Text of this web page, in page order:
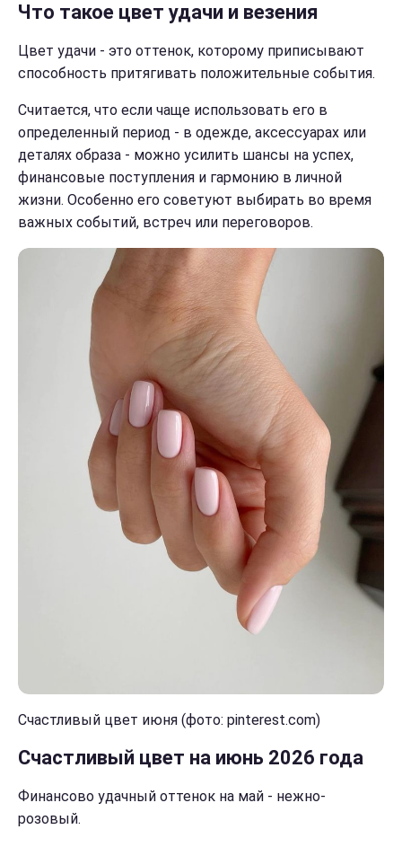
Что такое цвет удачи и везения
Цвет удачи - это оттенок, которому приписывают
способность притягивать положительные события.
Считается, что если чаще использовать его в
определенный период - в одежде, аксессуарах или
деталях образа - можно усилить шансы на успех,
финансовые поступления и гармонию в личной
жизни. Особенно его советуют выбирать во время
важных событий, встреч или переговоров.
Счастливый цвет июня (фото: pinterest.com)
Счастливый цвет на июнь 2026 года
Финансово удачный оттенок на май - нежно-
розовый.